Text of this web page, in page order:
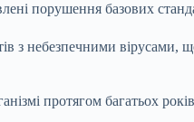
порушення базових
з небезпечними вірусами,
протягом багатьох